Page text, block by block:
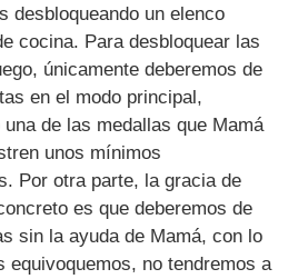
desbloqueando un elenco
cocina. Para desbloquear las
únicamente deberemos de
en el modo principal,
de las medallas que Mamá
unos mínimos
Por otra parte, la gracia de
es que deberemos de
sin la ayuda de Mamá, con lo
equivoquemos, no tendremos a